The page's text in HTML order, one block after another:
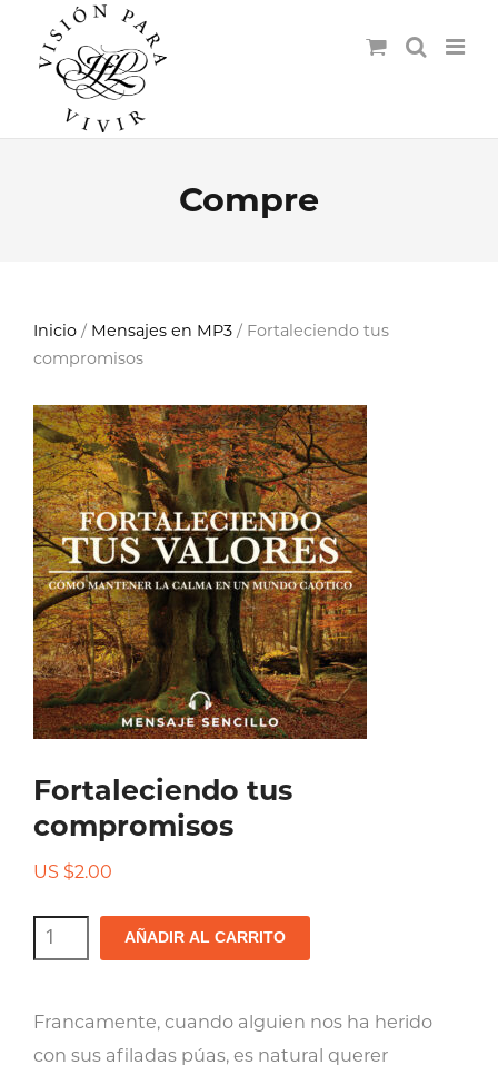
Compre
Inicio / Mensajes en MP3 / Fortaleciendo tus
compromisos
Fortaleciendo tus
compromisos
US $2.00
Fortaleciendo
tus
AÑADIR AL CARRITO
Francamente, cuando alguien nos ha herido
con sus afiladas púas, es natural querer